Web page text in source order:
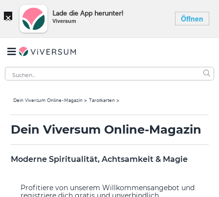
× Lade die App herunter!
Viversum Öffnen
Dein Viversum Online-Magazin Tarotkarten
Dein Viversum Online-Magazin
Moderne Spiritualität, Achtsamkeit & Magie
Profitiere von unserem Willkommensangebot und